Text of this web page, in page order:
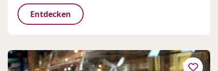
Entdecken